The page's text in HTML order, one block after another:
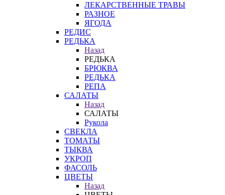
ЛЕКАРСТВЕННЫЕ ТРАВЫ
РАЗНОЕ
ЯГОДА
РЕДИС
РЕДЬКА
Назад
РЕДЬКА
БРЮКВА
РЕДЬКА
РЕПА
САЛАТЫ
Назад
САЛАТЫ
Рукола
СВЕКЛА
ТОМАТЫ
ТЫКВА
УКРОП
ФАСОЛЬ
ЦВЕТЫ
Назад